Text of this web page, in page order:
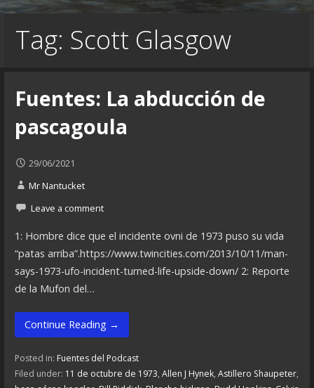
Tag: Scott Glasgow
Fuentes: La abducción de
pascagoula
29/06/2021
Mr Nantucket
Leave a comment
1: Hombre dice que el incidente ovni de 1973 puso su vida
“patas arriba”.https://www.twincities.com/2013/10/11/man-
says-1973-ufo-incident-turned-life-upside-down/ 2: Reporte
de la Mufon del…
Continue Reading →
Posted in: Fuentes del Podcast
Filed under: 11 de octubre de 1973, Allen J Hynek, Astillero Shaupeter,